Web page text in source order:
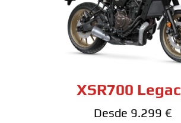
XSR700
Desde 9.299 €